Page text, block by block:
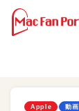
Apple 動画